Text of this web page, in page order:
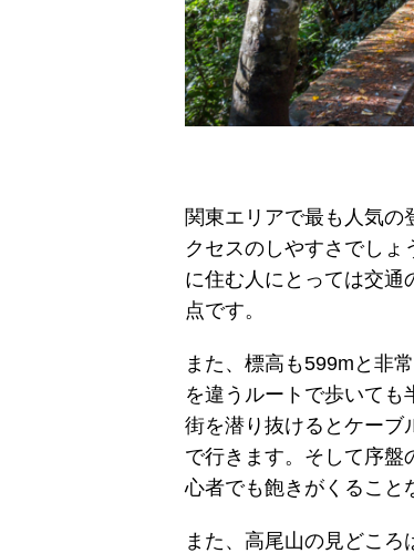
関東エリアで最も人気
クセスのしやすさでし
に住む人にとっては交通
点です。
また、標高も599mと非
を違うルートで歩いて
街を潜り抜けるとケーブ
で行きます。そして序盤
心者でも飽きがくること
また、高尾山の見どこ